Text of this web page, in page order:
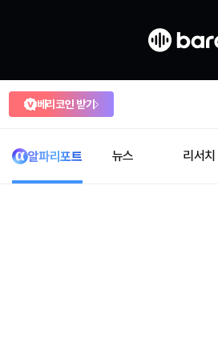
베리코인 받기
알파리포트 뉴스 리서치